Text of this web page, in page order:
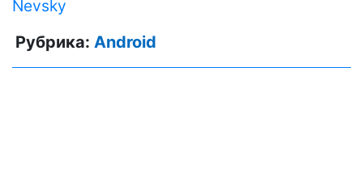
Nevsky
Рубрика: Android